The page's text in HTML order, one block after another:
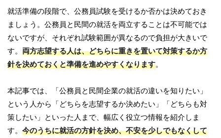
就活準備の段階で、公務員試験を受けるか否かは決めておき
ましょう。公務員と民間の就活を両立することは不可能では
ないですが、それぞれ試験範囲が異なるので負担が大きいで
す。 両方志望する人は、どちらに重きを置いて対策するか方
針を決めておくと準備を進めやすくなります。
本記事では、「公務員と民間企業の就活の違いを知りたい」
という人から「どちらを志望するか決めたい」「どちらも対
策したい」といった人まで、幅広く役立つ情報を紹介しま
す。 今のうちに就活の方針を決め、不安を少しでもなくして